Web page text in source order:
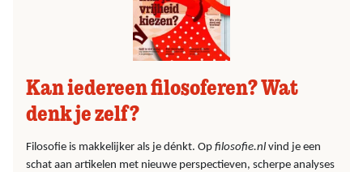
Kan iedereen filosoferen? Wat
denk je zelf?
Filosofie is makkelijker als je dénkt. Op filosofie.nl vind je een
schat aan artikelen met nieuwe perspectieven, scherpe analyses